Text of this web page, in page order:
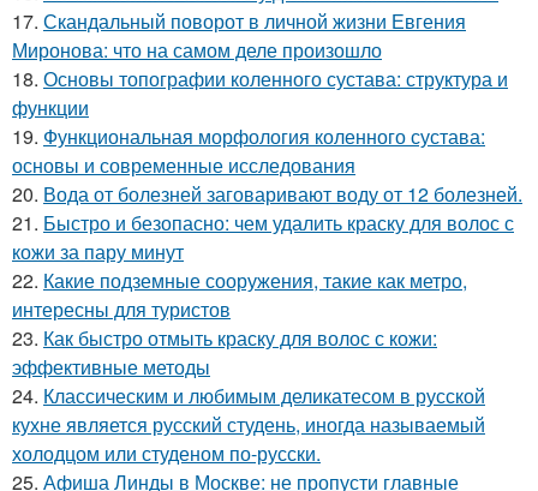
17. Скандальный поворот в личной жизни Евгения
Миронова: что на самом деле произошло
18. Основы топографии коленного сустава: структура и
функции
19. Функциональная морфология коленного сустава:
основы и современные исследования
20. Вода от болезней заговаривают воду от 12 болезней.
21. Быстро и безопасно: чем удалить краску для волос с
кожи за пару минут
22. Какие подземные сооружения, такие как метро,
интересны для туристов
23. Как быстро отмыть краску для волос с кожи:
эффективные методы
24. Классическим и любимым деликатесом в русской
кухне является русский студень, иногда называемый
холодцом или студеном по-русски.
25. Афиша Линды в Москве: не пропусти главные